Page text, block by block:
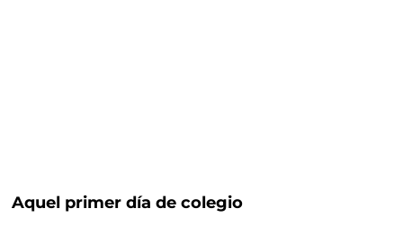
Aquel primer día de colegio